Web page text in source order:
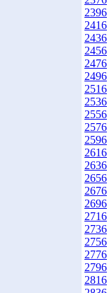
2396
2416
2436
2456
2476
2496
2516
2536
2556
2576
2596
2616
2636
2656
2676
2696
2716
2736
2756
2776
2796
2816